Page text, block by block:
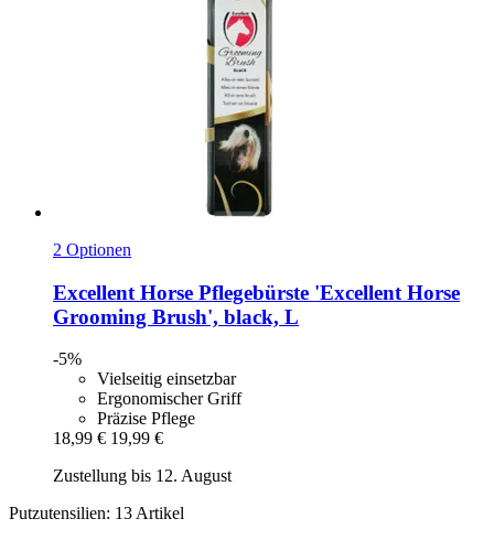
2 Optionen
Excellent Horse Pflegebürste 'Excellent Horse
Grooming Brush', black, L
-5%
Vielseitig einsetzbar
Ergonomischer Griff
Präzise Pflege
18,99 € 19,99 €
Zustellung bis 12. August
Putzutensilien: 13 Artikel